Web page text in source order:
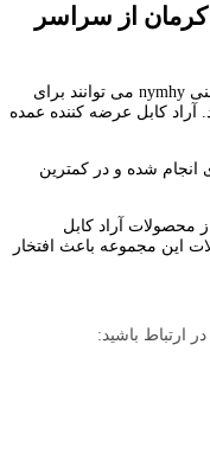
از سراسر
مشتریان کابل های افشان کرمان با مشخصه فنی nymhy می توانند برای
آراد کابل عرضه کننده عمده
انجام شده و در کمترین
مختلف از محصولات آراد کابل
این مجموعه باعث افتخار
ارتباط باشید: